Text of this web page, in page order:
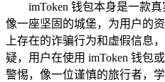
imToken 钱包本身是一款
像一座坚固的城堡，为用户的
上存在的诈骗行为和虚假信息
疑，用户在使用 imToken 钱包
警惕，像一位谨慎的旅行者，